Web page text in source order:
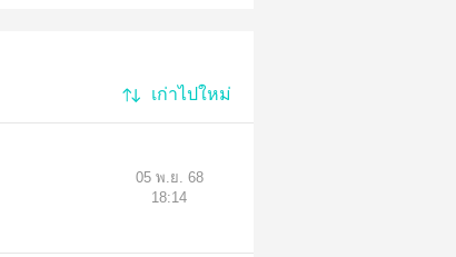
เก่าไปใหม่
05 พ.ย. 68
18:14